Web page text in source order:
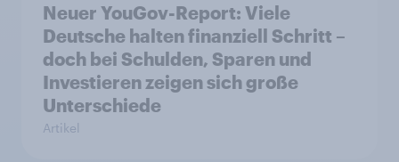
Neuer YouGov-Report: Viele
Deutsche halten finanziell Schritt –
doch bei Schulden, Sparen und
Investieren zeigen sich große
Unterschiede
Artikel